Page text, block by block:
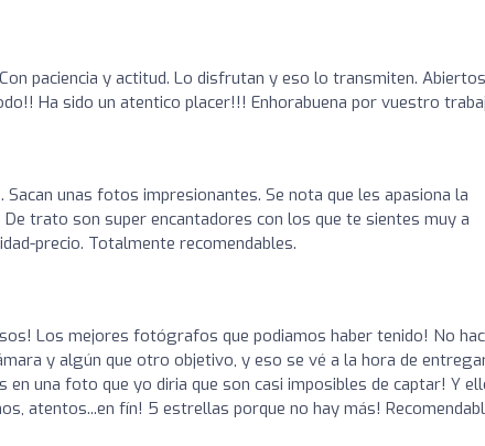
paciencia y actitud. Lo disfrutan y eso lo transmiten.
Ha sido un atentico placer!!! Enhorabuena por vuestro
Sacan unas fotos impresionantes. Se nota que les apasiona la
trato son super encantadores con los que te sientes muy a
precio. Totalmente recomendables.
Los mejores fotógrafos que podiamos haber tenido! No
y algún que otro objetivo, y eso se vé a la hora de
una foto que yo diria que son casi imposibles de captar! Y
atentos...en fín! 5 estrellas porque no hay más!